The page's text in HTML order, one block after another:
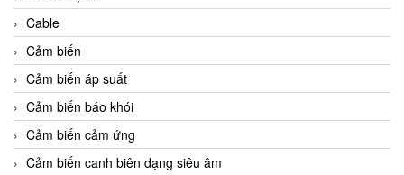
Cable
Cảm biến
Cảm biến áp suất
Cảm biến báo khói
Cảm biến cảm ứng
Cảm biến canh biên dạng siêu âm